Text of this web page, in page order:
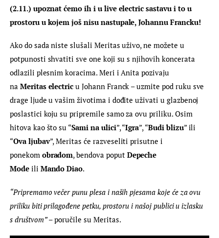
(2.11.) upoznat ćemo ih i u live electric sastavu i to u
prostoru u kojem još nisu nastupale, Johannu Francku!
Ako do sada niste slušali Meritas uživo, ne možete u
potpunosti shvatiti sve one koji su s njihovih koncerata
odlazili plesnim koracima. Meri i Anita pozivaju
na Meritas electric u Johann Franck – uzmite pod ruku sve
drage ljude u vašim životima i dođite uživati u glazbenoj
poslastici koju su pripremile samo za ovu priliku. Osim
hitova kao što su “Sami na ulici”, “Igra”, “Budi blizu” ili
“Ova ljubav”, Meritas će razveseliti prisutne i
ponekom obradom, bendova poput Depeche
Mode ili Mando Diao.
“Pripremamo večer punu plesa i naših pjesama koje će za ovu
priliku biti prilagođene petku, prostoru i našoj publici u izlasku
s društvom” – poručile su Meritas.